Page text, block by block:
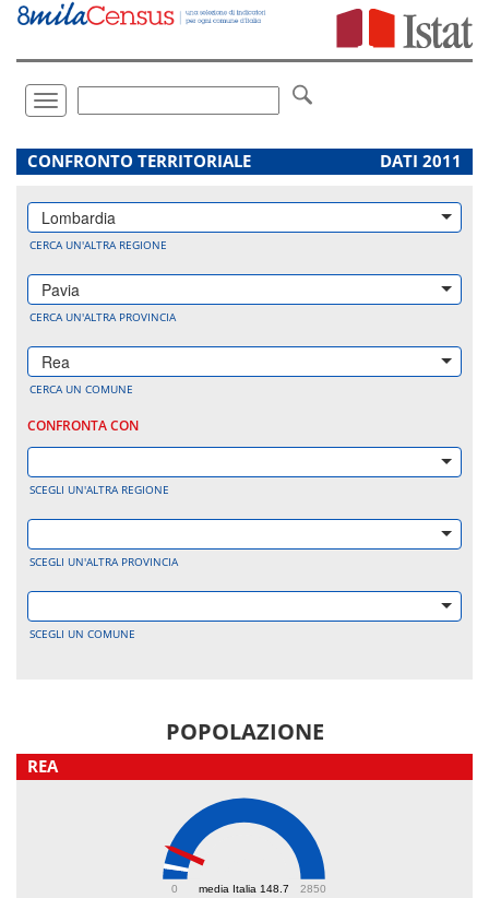
Vai
direttamente
Toggle
navigation
.
CONFRONTO TERRITORIALE DATI 2011
Lombardia
CERCA UN'ALTRA REGIONE
Pavia
CERCA UN'ALTRA PROVINCIA
Rea
CERCA UN COMUNE
CONFRONTA CON
SCEGLI UN'ALTRA REGIONE
SCEGLI UN'ALTRA PROVINCIA
SCEGLI UN COMUNE
POPOLAZIONE
REA
media Italia 148.7
0 2850